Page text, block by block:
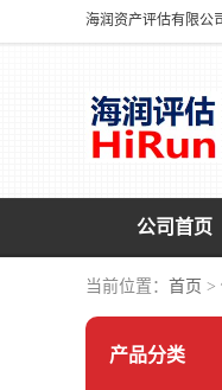
公司首页
当前位置： 首页 >
产品分类